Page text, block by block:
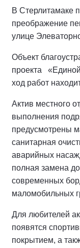
В Стерлитамаке
преображение
улице
Объект
проекта
ход работ
Актив местного
выполнения
предусмотрены
санитарная
аварийных
полная замена
современных
маломобильных
Для любителей
появятся
покрытием, а